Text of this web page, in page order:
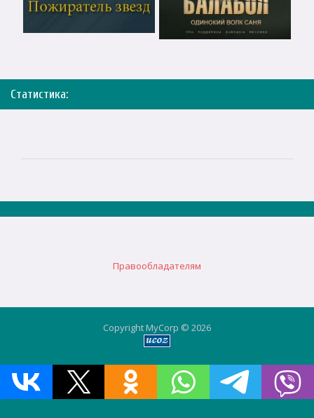
Статистика:
Правообладателям
Copyright MyCorp © 2026